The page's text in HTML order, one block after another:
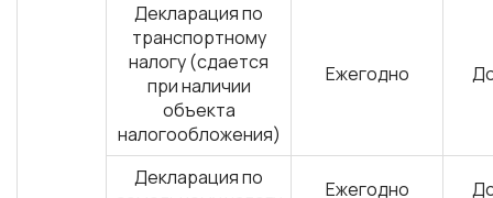
Декларация по
транспортному
налогу (сдается
при наличии
объекта
налогообложения)
Ежегодно
Декларация по
Ежегодно